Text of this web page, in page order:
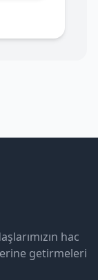
hac
getirmeleri